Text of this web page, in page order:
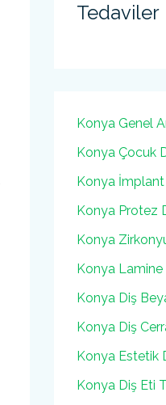
Tedaviler
Konya Genel
Konya Çocuk
Konya İmplant
Konya Protez
Konya
Konya
Konya Diş
Konya Diş
Konya Estetik
Konya Diş Eti